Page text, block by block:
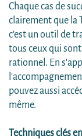
Chaque cas de
clairement que la
c'est un outil de
tous ceux qui
rationnel. En
pouvez aussi
même.
Techniques clés